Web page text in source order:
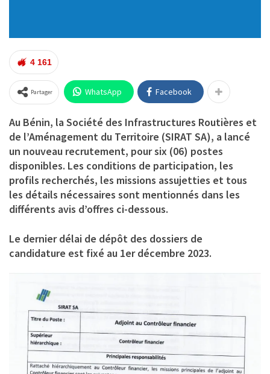
4 161
Partager WhatsApp Facebook
Au Bénin, la Société des Infrastructures Routières et
de l’Aménagement du Territoire (SIRAT SA), a lancé
un nouveau recrutement, pour six (06) postes
disponibles. Les conditions de participation, les
profils recherchés, les missions assujetties et tous
les détails nécessaires sont mentionnés dans les
différents avis d’offres ci-dessous.
Le dernier délai de dépôt des dossiers de
candidature est fixé au 1er décembre 2023.